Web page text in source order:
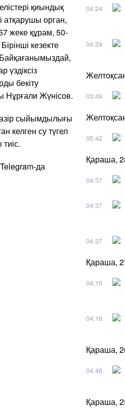
қиындық
атқарушы орган,
жеке құрам, 50-
кезекте
бекіту
Нұрғали Жүнісов.
сыйымдылығы
келген су түгел
да
04:24
04:24
03:49
05:42
Қараша,
04:37
04:37
04:37
Қараша,
04:16
04:16
Қараша,
04:46
Қараша,